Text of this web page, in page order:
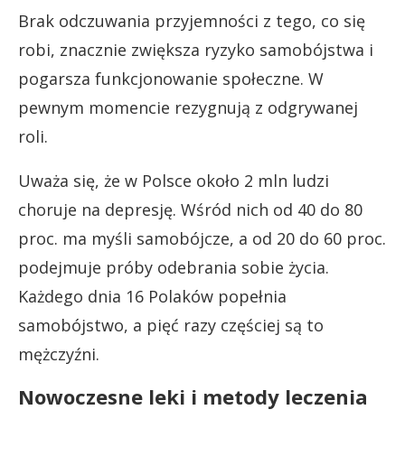
Brak odczuwania przyjemności z tego, co się
robi, znacznie zwiększa ryzyko samobójstwa i
pogarsza funkcjonowanie społeczne. W
pewnym momencie rezygnują z odgrywanej
roli.
Uważa się, że w Polsce około 2 mln ludzi
choruje na depresję. Wśród nich od 40 do 80
proc. ma myśli samobójcze, a od 20 do 60 proc.
podejmuje próby odebrania sobie życia.
Każdego dnia 16 Polaków popełnia
samobójstwo, a pięć razy częściej są to
mężczyźni.
Nowoczesne leki i metody leczenia